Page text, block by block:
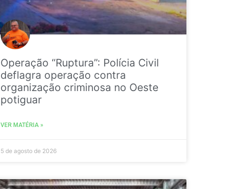
Operação “Ruptura”: Polícia Civil
deflagra operação contra
organização criminosa no Oeste
potiguar
VER MATÉRIA »
5 de agosto de 2026